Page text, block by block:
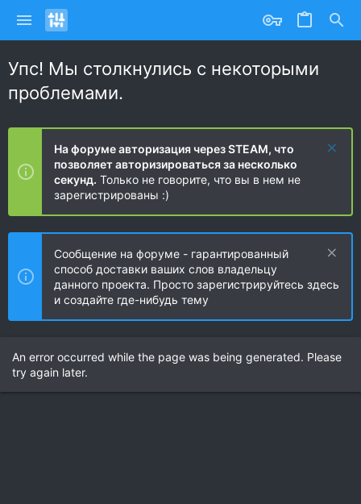
Упс! Мы столкнулись с некоторыми
проблемами.
На форуме авторизация через STEAM, что
позволяет авторизироваться за несколько
секунд. Только не говорите, что вы в нем не
зарегистрированы :)
Сообщение на форуме - гарантированный
способ доставки ваших слов владельцу
данного проекта. Просто зарегистрируйтесь здесь
и создайте где-нибудь тему
An error occurred while the page was being generated. Please
try again later.